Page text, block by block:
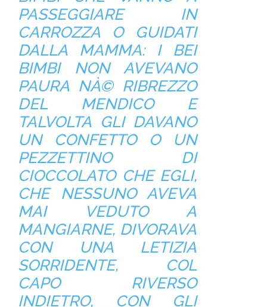
PASSEGGIARE IN
CARROZZA O GUIDATI
DALLA MAMMA: I BEI
BIMBI NON AVEVANO
PAURA NÀ© RIBREZZO
DEL MENDICO E
TALVOLTA GLI DAVANO
UN CONFETTO O UN
PEZZETTINO DI
CIOCCOLATO CHE EGLI,
CHE NESSUNO AVEVA
MAI VEDUTO A
MANGIARNE, DIVORAVA
CON UNA LETIZIA
SORRIDENTE, COL
CAPO RIVERSO
INDIETRO, CON GLI